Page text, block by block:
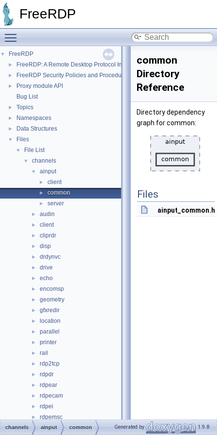
FreeRDP
▼ FreeRDP
► FreeRDP: A Remote Desktop Protocol Implementation
► FreeRDP Security Policies and Procedures
►
Proxy module API
Bug List
► Topics
► Namespaces
► Data Structures
▼ Files
▼ File List
▼ channels
▼ ainput
► client
► common
► server
► audin
► client
► cliprdr
► disp
► drdynvc
► drive
► echo
► encomsp
► geometry
► gfxredir
► location
► parallel
► printer
► rail
► rdp2tcp
► rdpdr
► rdpear
► rdpecam
► rdpei
► rdpemsc
► rdpewa
common
Directory
Reference
Directory dependency
graph for common:
Files
ainput_common.h
channels ainput common Generated by 1.9.8